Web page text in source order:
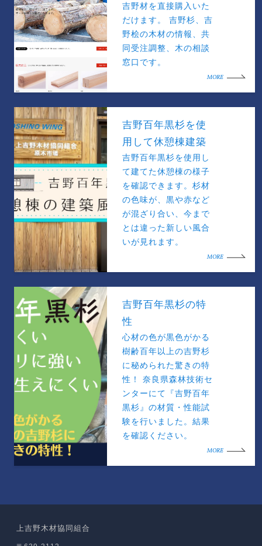
吉野材を直接購入いた
だけます。 吉野杉、吉
野桧の木材の情報、共
同受注調整、木の相談
窓口です。
MORE
吉野百年黒杉を使
用して休憩棟建築
吉野百年黒杉を使用し
て建てた休憩棟の様子
を確認できます。杉材
の色味が、黒や赤など
が混ざり合い、今まで
とは違った新しい風合
いが見れます。
MORE
吉野百年黒杉の特
性
心材の色が黒色がかる
樹齢百年以上の吉野杉
に秘められた驚きの特
性！ 奈良県森林技術セ
ンターにて『吉野百年
黒杉』の材質・性能試
験を行いました。結果
を確認ください。
MORE
上吉野木材協同組合